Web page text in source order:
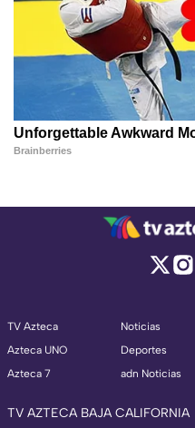
TV Azteca
Azteca UNO
Azteca 7
Noticias
Deportes
adn Noticias
TV AZTECA BAJA CALIFORNIA